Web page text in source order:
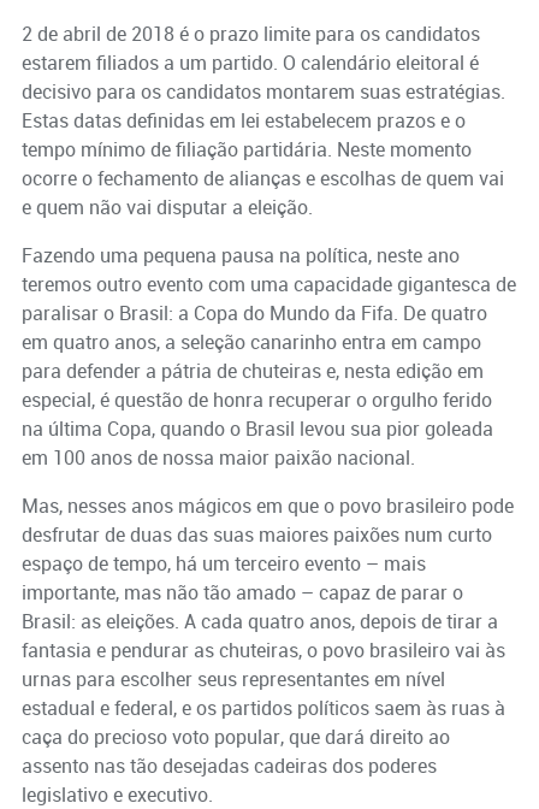
2 de abril de 2018 é o prazo limite para os candidatos
estarem filiados a um partido. O calendário eleitoral é
decisivo para os candidatos montarem suas estratégias.
Estas datas definidas em lei estabelecem prazos e o
tempo mínimo de filiação partidária. Neste momento
ocorre o fechamento de alianças e escolhas de quem vai
e quem não vai disputar a eleição.
Fazendo uma pequena pausa na política, neste ano
teremos outro evento com uma capacidade gigantesca de
paralisar o Brasil: a Copa do Mundo da Fifa. De quatro
em quatro anos, a seleção canarinho entra em campo
para defender a pátria de chuteiras e, nesta edição em
especial, é questão de honra recuperar o orgulho ferido
na última Copa, quando o Brasil levou sua pior goleada
em 100 anos de nossa maior paixão nacional.
Mas, nesses anos mágicos em que o povo brasileiro pode
desfrutar de duas das suas maiores paixões num curto
espaço de tempo, há um terceiro evento – mais
importante, mas não tão amado – capaz de parar o
Brasil: as eleições. A cada quatro anos, depois de tirar a
fantasia e pendurar as chuteiras, o povo brasileiro vai às
urnas para escolher seus representantes em nível
estadual e federal, e os partidos políticos saem às ruas à
caça do precioso voto popular, que dará direito ao
assento nas tão desejadas cadeiras dos poderes
legislativo e executivo.